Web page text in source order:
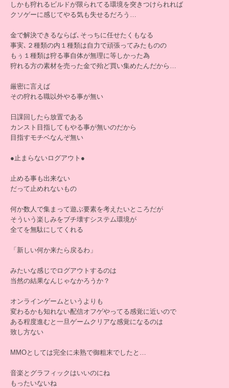
しかも狩れるビルドが限られてる環境を突きつけられれば
クソゲーに感じてやる気も失せるだろう…
金で解決できるならば､そっちに任せたくもなる
事実､２種類の内１種類は自力で頑張ってみたものの
もぅ１種類は狩る事自体が無理に等しかった為
狩れる方の素材を売った金で殆ど買い集めたんだから…
厳密に言えば
その狩れる職以外やる事が無い
日課回したら放置である
カンスト目指してもやる事が無いのだから
目指すモチベなんぞ無い
●止まらないログアウト●
止める事も出来ない
だって止めれないもの
何か数人で集まって遊ぶ要素を考えたいところだが
そういう楽しみをブチ壊すシステム環境が
全てを無駄にしてくれる
「新しい何か来たら戻るわ」
みたいな感じでログアウトするのは
当然の結果なんじゃなかろうか？
オンラインゲームというよりも
変わるかも知れない配信オフゲやってる感覚に近いので
ある程度進むと一旦ゲームクリアな感覚になるのは
致し方ない
MMOとしては完全に未熟で御粗末でしたと…
音楽とグラフィックはいいのにね
もったいないね